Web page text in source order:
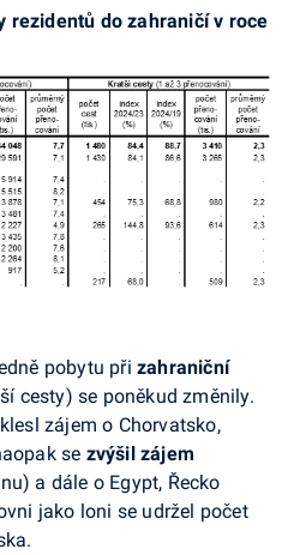
rezidentů do zahraničí v roce
pobytu při zahraniční
cesty) se poněkud změnily.
zájem o Chorvatsko,
se zvýšil zájem
a dále o Egypt, Řecko
jako loni se udržel počet